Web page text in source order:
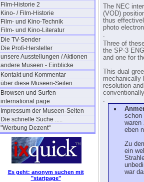
Film-Historie 2
Kino- / Film-Historie
Film- und Kino-Technik
Film- und Kino-Literatur
Die TV-Sender
Die Profi-Hersteller
unsere Ausstellungen / Aktionen
andere Museen - Einblicke
Kontakt und Kommentar
über diese Museen-Seiten
Browsen und Surfen
international page
Impressum der Museen-Seiten
Die schnelle Suche .....
"Werbung Dezent"
Es geht: anonym suchen mit
"startpage"
The NEC
(VOD)
thus
photo
.
Three of
the SP-3
and one for
This dual
mechanically
resolution
.
schon
waren
eben
Zu
ein
war